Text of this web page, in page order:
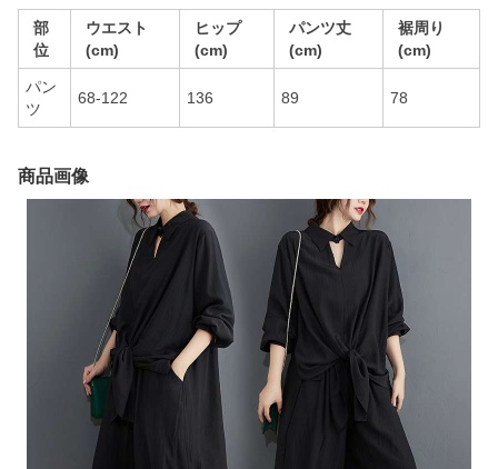
部
位
ウエスト
(cm)
ヒップ
(cm)
パンツ丈
(cm)
裾周り
(cm)
パン
ツ
68-122 136 89 78
商品画像